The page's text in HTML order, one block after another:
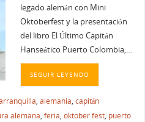
legado alemán con Mini
Oktoberfest y la presentación
del libro El Último Capitán
Hanseático Puerto Colombia,…
SEGUIR LEYENDO
, alemania, capitán
alemana, feria, oktober fest, puerto